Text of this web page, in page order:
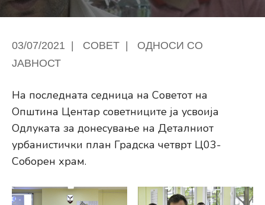
03/07/2021 СОВЕТ
ОДНОСИ СО
ЈАВНОСТ
На последната седница на Советот на
Општина Центар советниците ја усвоија
Одлуката за донесување на Деталниот
урбанистички план Градска четврт Ц03-
Соборен храм.